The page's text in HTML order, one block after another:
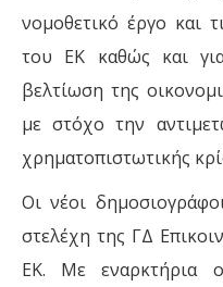
νομοθετικό έργο και
του ΕΚ καθώς και
βελτίωση της
με στόχο την
χρηματοπιστωτικής
Οι νέοι
στελέχη της ΓΔ
ΕΚ. Με εναρκτήρια